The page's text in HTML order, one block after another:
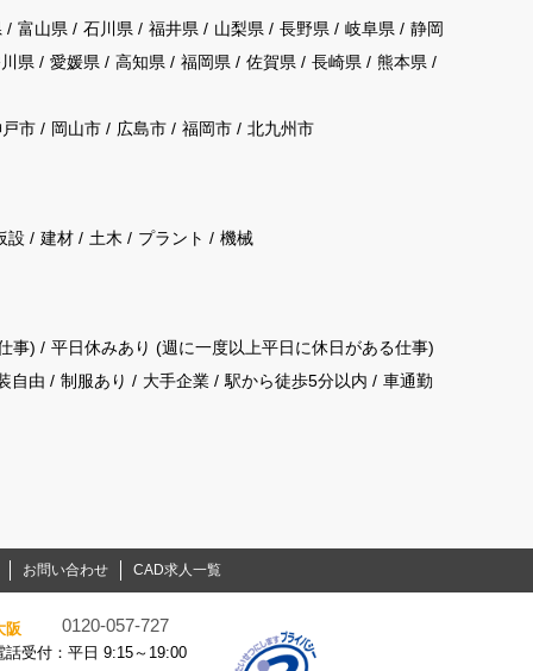
富山県 石川県 福井県 山梨県 長野県 岐阜県
静岡
県 愛媛県 高知県 福岡県 佐賀県 長崎県
熊本県
市 岡山市 広島市 福岡市 北九州市
設 建材 土木 プラント 機械
事)
平日休みあり (週に一度以上平日に休日がある仕事)
自由 制服あり 大手企業 駅から徒歩5分以内
車通勤
お問い合わせ CAD求人一覧
阪 0120-057-727
話受付：平日 9:15～19:00